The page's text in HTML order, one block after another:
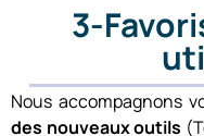
3-
Nous accompagnons
des nouveaux outils